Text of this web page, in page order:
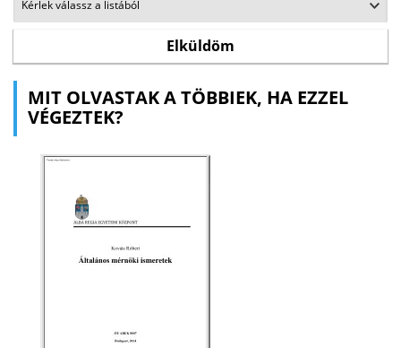
MIT OLVASTAK A TÖBBIEK, HA EZZEL
VÉGEZTEK?